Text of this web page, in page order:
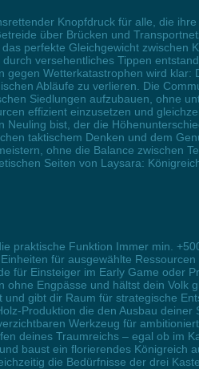
Knopfdruck für alle, die
über Brücken und
perfekte Gleichgewicht zwischen
versehentliches Tippen
Wetterkatastrophen wird klar:
Abläufe zu verlieren. Die
Siedlungen aufzubauen, ohne
effizient einzusetzen und
bist, der die
taktischem Denken und dem
ohne die Balance zwischen
Seiten von Laysara:
praktische Funktion Immer min.
für ausgewählte
für Einsteiger im Early Game oder
Engpässe und hältst dein Volk
gibt dir Raum für strategische
Produktion die den Ausbau deiner
Werkzeug für
deines Traumreichs – egal ob im
baust ein florierendes Königreich
die Bedürfnisse der drei